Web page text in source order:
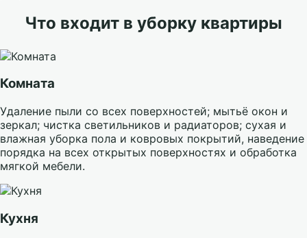
Что входит в уборку квартиры
Комната
Удаление пыли со всех поверхностей; мытьё окон и
зеркал; чистка светильников и радиаторов; сухая и
влажная уборка пола и ковровых покрытий, наведение
порядка на всех открытых поверхностях и обработка
мягкой мебели.
Кухня